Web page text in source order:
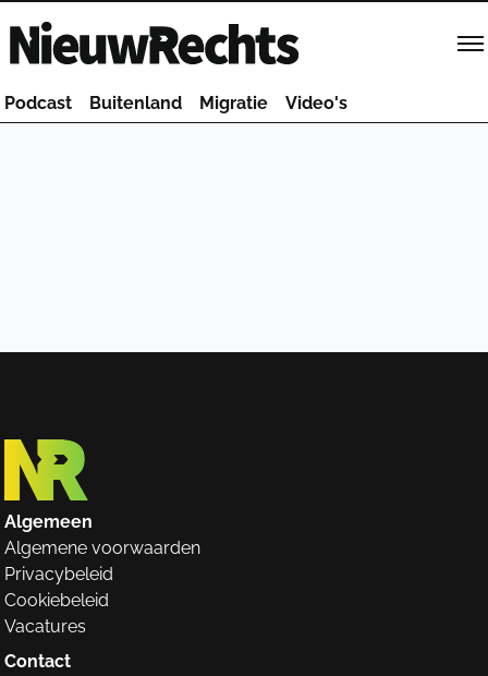
Homepage van NieuwRechts
Podcast Buitenland Migratie Video's
Algemeen
Algemene voorwaarden
Privacybeleid
Cookiebeleid
Vacatures
Contact